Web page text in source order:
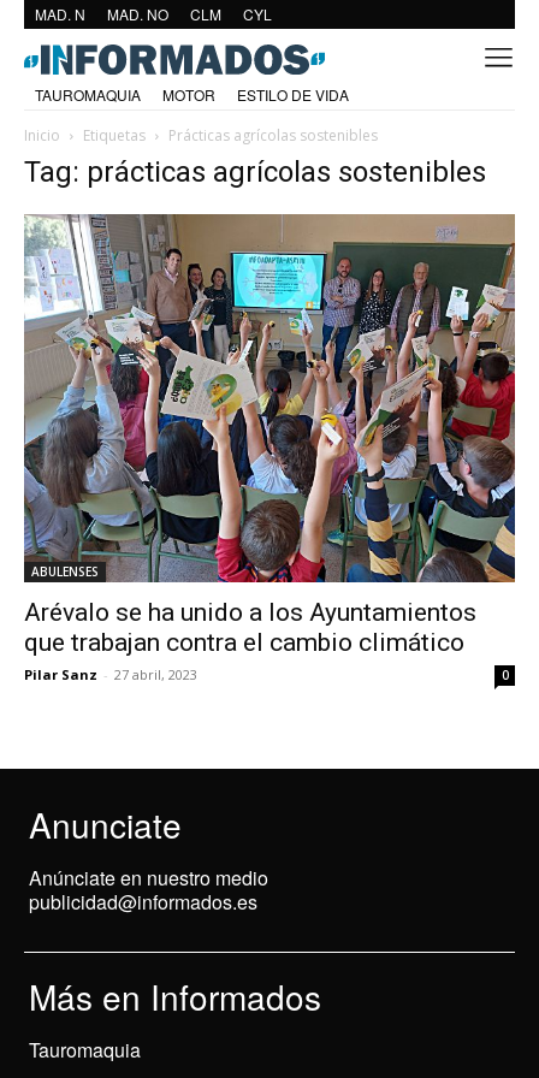
MAD. N MAD. NO CLM CYL
TAUROMAQUIA MOTOR
ESTILO DE VIDA
Inicio
Etiquetas Prácticas agrícolas sostenibles
Tag: prácticas agrícolas sostenibles
ABULENSES
Arévalo se ha unido a los Ayuntamientos
que trabajan contra el cambio climático
Pilar Sanz - 27 abril, 2023 0
Anunciate
Anúnciate en nuestro medio
publicidad@informados.es
Más en Informados
Tauromaquia